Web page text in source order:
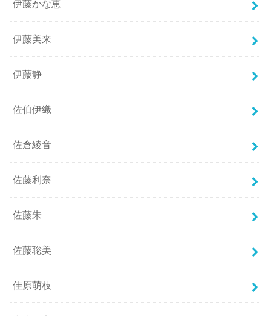
伊藤かな恵
伊藤美来
伊藤静
佐伯伊織
佐倉綾音
佐藤利奈
佐藤朱
佐藤聡美
佳原萌枝